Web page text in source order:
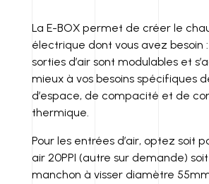
La E-BOX permet de créer le
électrique dont vous avez besoin
sorties d’air sont modulables et
mieux à vos besoins spécifiques
d’espace, de compacité et de
thermique.
Pour les entrées d’air, optez soit
air 20PPI (autre sur demande)
manchon à visser diamètre